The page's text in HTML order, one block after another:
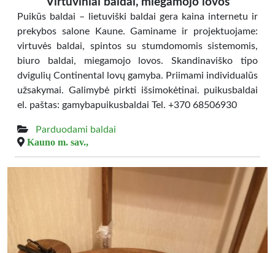
Puikūs baldai – lietuviški baldai gera kaina internetu ir
prekybos salone Kaune. Gaminame ir projektuojame:
virtuvės baldai, spintos su stumdomomis sistemomis,
biuro baldai, miegamojo lovos. Skandinaviško tipo
dvigulių Continental lovų gamyba. Priimami individualūs
užsakymai. Galimybė pirkti išsimokėtinai. puikusbaldai
el. paštas: gamybapuikusbaldai Tel. +370 68506930
Parduodami baldai
Kauno m. sav.,